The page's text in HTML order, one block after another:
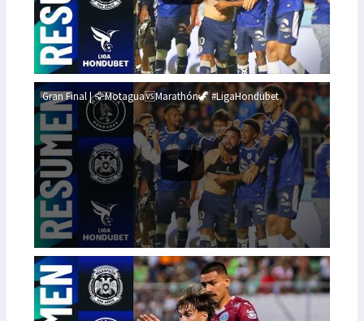
Gran Final | 🦅Motagua🆚Marathón🦖 #LigaHondubet